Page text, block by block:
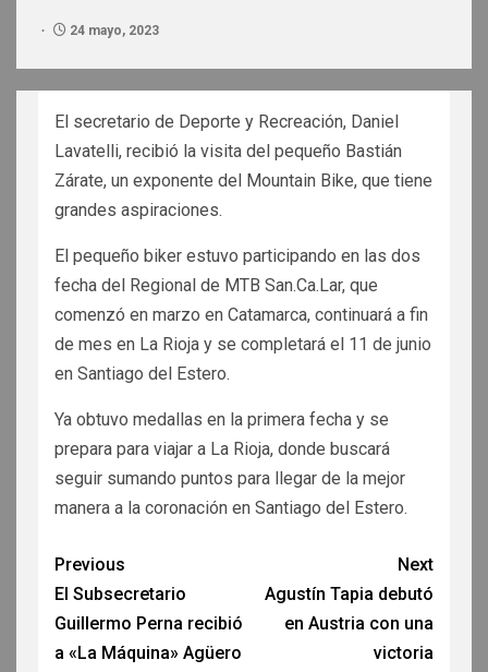
24 mayo, 2023
El secretario de Deporte y Recreación, Daniel
Lavatelli, recibió la visita del pequeño Bastián
Zárate, un exponente del Mountain Bike, que tiene
grandes aspiraciones.
El pequeño biker estuvo participando en las dos
fecha del Regional de MTB San.Ca.Lar, que
comenzó en marzo en Catamarca, continuará a fin
de mes en La Rioja y se completará el 11 de junio
en Santiago del Estero.
Ya obtuvo medallas en la primera fecha y se
prepara para viajar a La Rioja, donde buscará
seguir sumando puntos para llegar de la mejor
manera a la coronación en Santiago del Estero.
Previous
El Subsecretario
Guillermo Perna recibió
a «La Máquina» Agüero
Next
Agustín Tapia debutó
en Austria con una
victoria